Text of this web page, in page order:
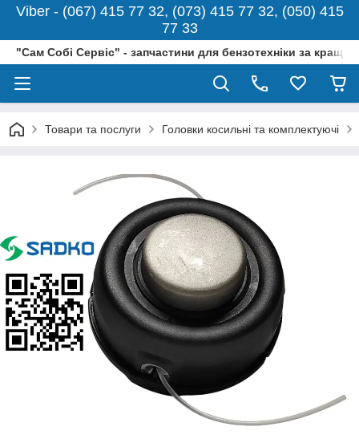
Viber - (067) 415 77 32, (073) 415 77 32, (050) 415
77 33
"Сам Собі Сервіс" - запчастини для бензотехніки за
Товари та послуги Головки косильні та комплектуючі